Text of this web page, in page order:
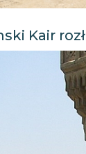
Kair